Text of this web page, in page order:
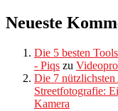
Neueste
Die 5 besten
- Piqs zu
Die 7
Streetfotografie:
Kamera